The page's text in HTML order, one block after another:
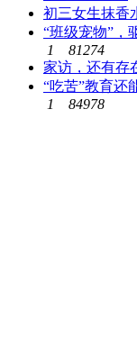
初三女生抹香
“班级宠物”，
1
81274
家访，还有存
“吃苦”教育还
1
84978